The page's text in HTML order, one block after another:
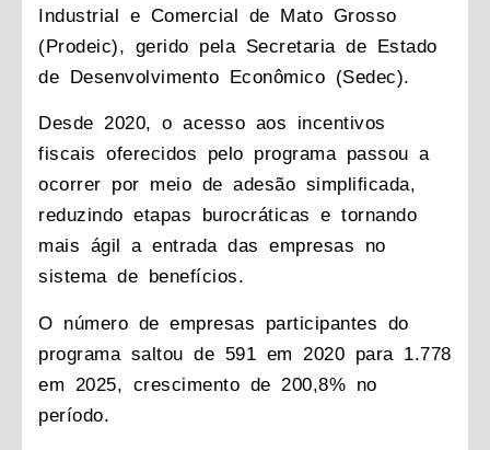
Industrial e Comercial de Mato Grosso
(Prodeic), gerido pela Secretaria de Estado
de Desenvolvimento Econômico (Sedec).
Desde 2020, o acesso aos incentivos
fiscais oferecidos pelo programa passou a
ocorrer por meio de adesão simplificada,
reduzindo etapas burocráticas e tornando
mais ágil a entrada das empresas no
sistema de benefícios.
O número de empresas participantes do
programa saltou de 591 em 2020 para 1.778
em 2025, crescimento de 200,8% no
período.